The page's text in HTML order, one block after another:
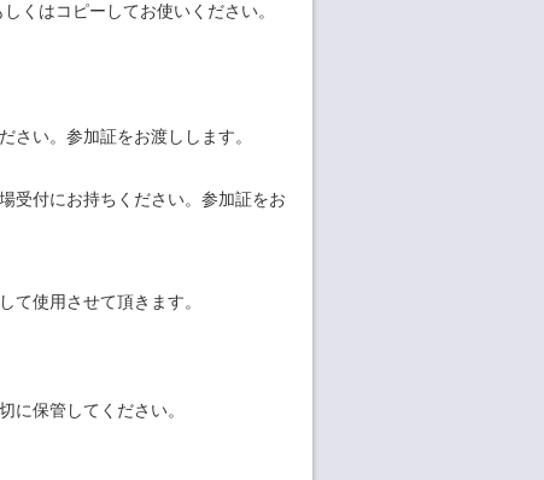
くはコピーしてお使いください。
さい。参加証をお渡しします。
受付にお持ちください。参加証をお
て使用させて頂きます。
に保管してください。